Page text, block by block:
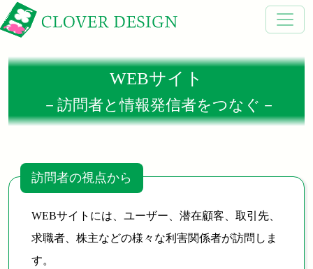
WEBサイト
－訪問者と情報発信者をつなぐ－
訪問者の視点から
WEBサイトには、ユーザー、潜在顧客、取引先、
求職者、株主などの様々な利害関係者が訪問しま
す。